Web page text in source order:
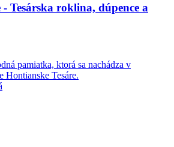
- Tesárska roklina, dúpence a
pamiatka, ktorá sa nachádza v
Hontianske Tesáre.